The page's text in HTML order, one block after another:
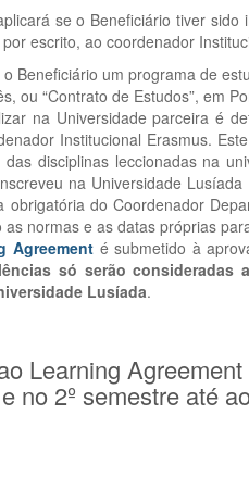
se o Beneficiário tiver
escrito, ao coordenador
Beneficiário um programa de
ou “Contrato de Estudos”, em
na Universidade parceira é
Institucional Erasmus.
disciplinas leccionadas na
na Universidade
obrigatória do Coordenador
normas e as datas próprias
Agreementé submetido à
só serão consideradas
Lusíada.
Learning
no 2º semestre até